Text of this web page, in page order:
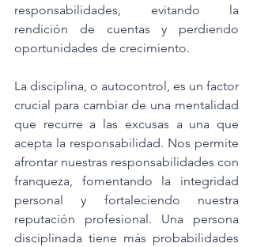
responsabilidades, evitando la
rendición de cuentas y perdiendo
oportunidades de crecimiento.
La disciplina, o autocontrol, es un factor
crucial para cambiar de una mentalidad
que recurre a las excusas a una que
acepta la responsabilidad. Nos permite
afrontar nuestras responsabilidades con
franqueza, fomentando la integridad
personal y fortaleciendo nuestra
reputación profesional. Una persona
disciplinada tiene más probabilidades